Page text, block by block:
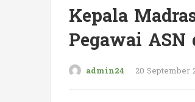
Kepala
Pegawai
admin24 20 September